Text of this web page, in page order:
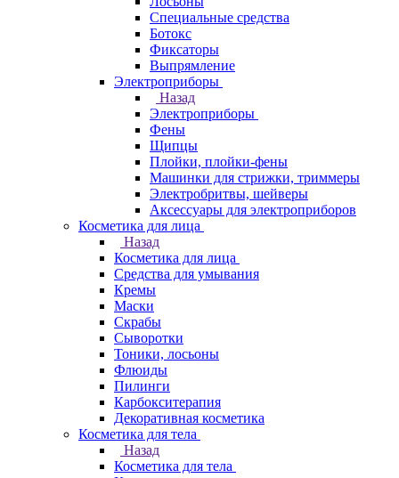
Специальные средства
Ботокс
Фиксаторы
Выпрямление
Электроприборы
Назад
Электроприборы
Фены
Щипцы
Плойки, плойки-фены
Машинки для стрижки, триммеры
Электробритвы, шейверы
Аксессуары для электроприборов
Косметика для лица
Назад
Косметика для лица
Средства для умывания
Кремы
Маски
Скрабы
Сыворотки
Тоники, лосьоны
Флюиды
Пилинги
Карбокситерапия
Декоративная косметика
Косметика для тела
Назад
Косметика для тела